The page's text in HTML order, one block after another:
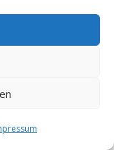
(10.39 km)